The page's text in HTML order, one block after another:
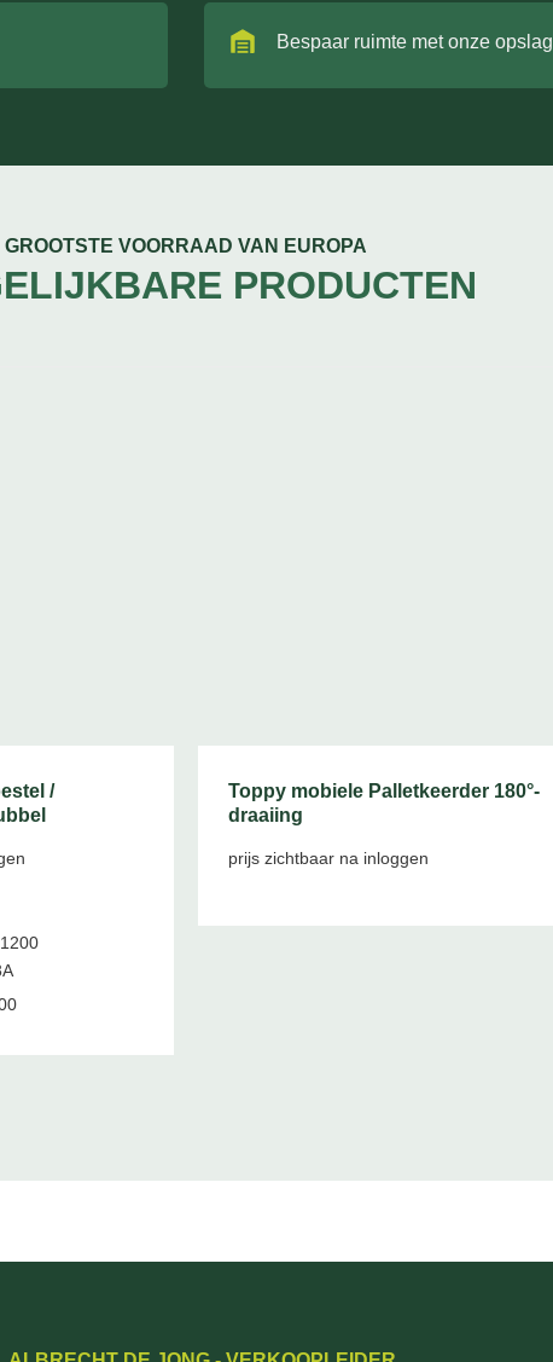
Bespaar ruimte met onze opslag
GROOTSTE VOORRAAD VAN EUROPA
PRODUCTEN
/
Toppy mobiele Palletkeerder 180°-
draaiing
prijs zichtbaar na inloggen